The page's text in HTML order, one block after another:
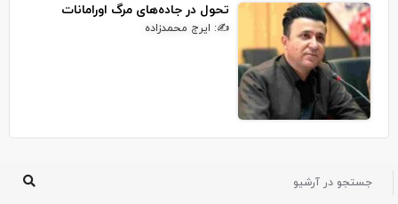
تحول در جاده‌های مرگ اورامانات
✍: ایرج محمدزاده